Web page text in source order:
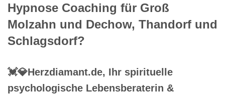
Hypnose Coaching für Groß
Molzahn und Dechow, Thandorf und
Schlagsdorf?
💓️💎Herzdiamant.de, Ihr spirituelle
psychologische Lebensberaterin &